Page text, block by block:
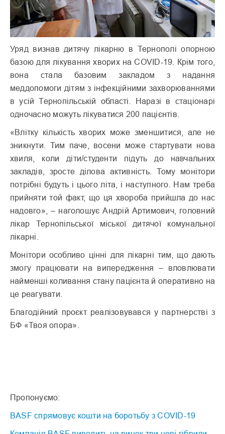
Уряд визнав дитячу лікарню в Тернополі опорною
базою для лікування хворих на COVID-19. Крім того,
вона стала базовим закладом з надання
меддопомоги дітям з інфекційними захворюваннями
в усій Тернопільській області. Наразі в стаціонарі
одночасно можуть лікуватися 200 пацієнтів.
«Влітку кількість хворих може зменшитися, але не
зникнути. Тим паче, восени може стартувати нова
хвиля, коли діти/студенти підуть до навчальних
закладів, зросте ділова активність. Тому монітори
потрібні будуть і цього літа, і наступного. Нам треба
прийняти той факт, що ця хвороба прийшла до нас
надовго», – наголошує Андрій Артимович, головний
лікар Тернопільської міської дитячої комунальної
лікарні.
Монітори особливо цінні для лікарні тим, що дають
змогу працювати на випередження – вловлювати
найменші коливання стану пацієнта й оперативно на
це реагувати.
Благодійний проєкт реалізовувався у партнерстві з
БФ «Твоя опора».
Пропонуємо:
BASF спрямовує кошти на боротьбу з COVID-19